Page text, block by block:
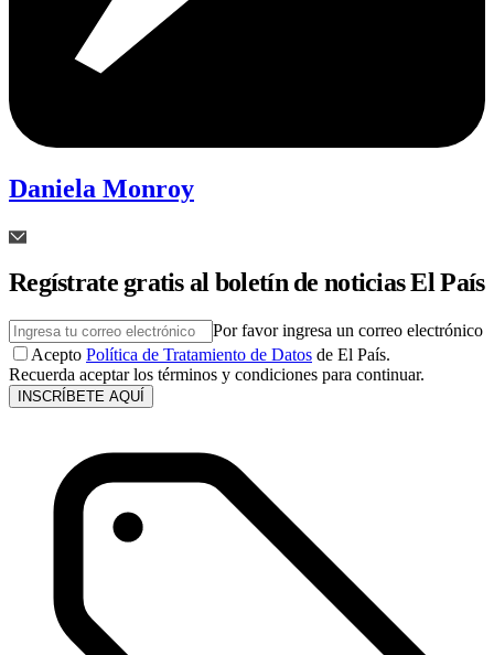
Daniela Monroy
Regístrate gratis al boletín de noticias El País
Por favor ingresa un correo electrónico
Acepto Política de Tratamiento de Datos de El País.
Recuerda aceptar los términos y condiciones para continuar.
INSCRÍBETE AQUÍ